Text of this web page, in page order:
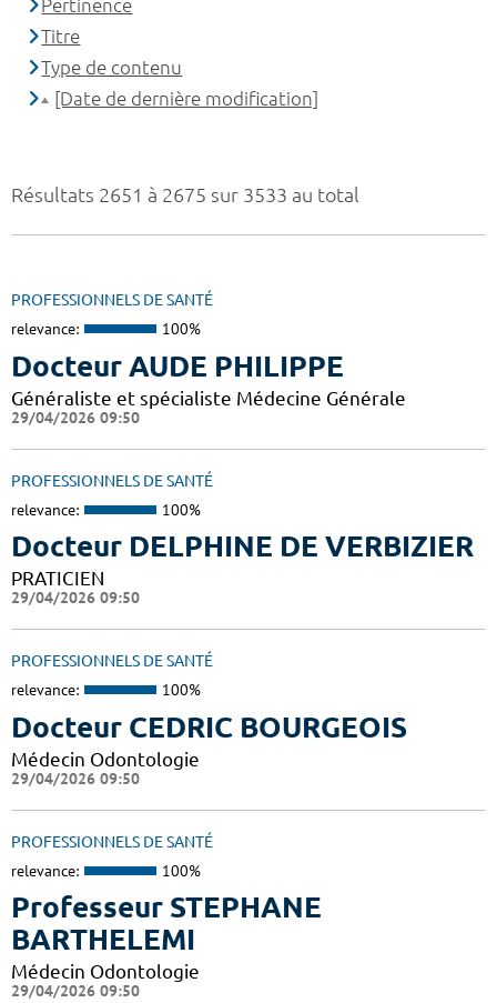
Résultats 2651 à 2675 sur 3533 au total
PROFESSIONNELS DE SANTÉ
relevance: 100%
Docteur AUDE PHILIPPE
Généraliste et spécialiste Médecine Générale
29/04/2026 09:50
PROFESSIONNELS DE SANTÉ
relevance: 100%
Docteur DELPHINE DE VERBIZIER
PRATICIEN
29/04/2026 09:50
PROFESSIONNELS DE SANTÉ
relevance: 100%
Docteur CEDRIC BOURGEOIS
Médecin Odontologie
29/04/2026 09:50
PROFESSIONNELS DE SANTÉ
relevance: 100%
Professeur STEPHANE
BARTHELEMI
Médecin Odontologie
29/04/2026 09:50
Pertinence
Titre
Type de contenu
[Date de dernière modification]